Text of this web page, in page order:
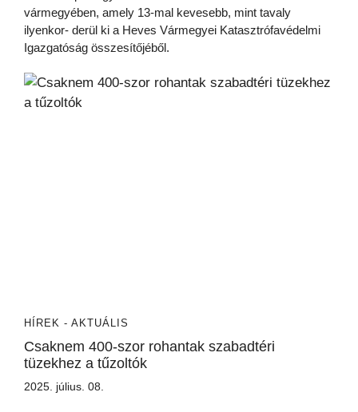
vármegyében, amely 13-mal kevesebb, mint tavaly
ilyenkor- derül ki a Heves Vármegyei Katasztrófavédelmi
Igazgatóság összesítőjéből.
HÍREK - AKTUÁLIS
Csaknem 400-szor rohantak szabadtéri
tüzekhez a tűzoltók
2025. július. 08.